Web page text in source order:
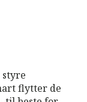
flytter de